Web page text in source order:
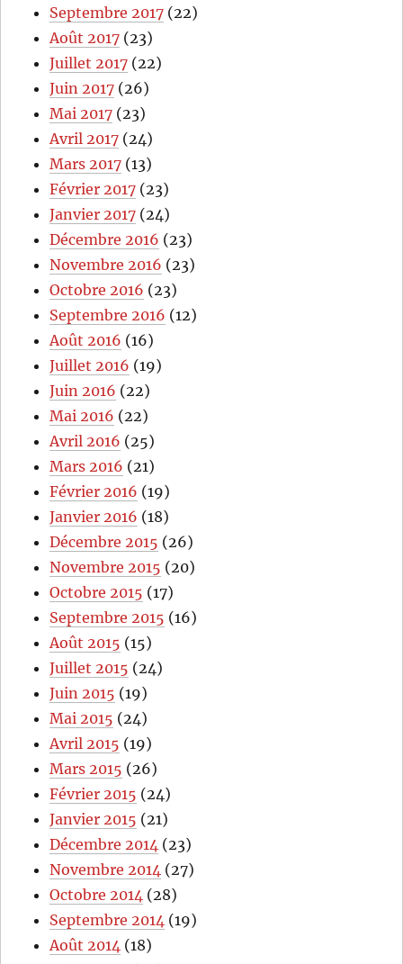
Septembre 2017 (22)
Août 2017 (23)
Juillet 2017 (22)
Juin 2017 (26)
Mai 2017 (23)
Avril 2017 (24)
Mars 2017 (13)
Février 2017 (23)
Janvier 2017 (24)
Décembre 2016 (23)
Novembre 2016 (23)
Octobre 2016 (23)
Septembre 2016 (12)
Août 2016 (16)
Juillet 2016 (19)
Juin 2016 (22)
Mai 2016 (22)
Avril 2016 (25)
Mars 2016 (21)
Février 2016 (19)
Janvier 2016 (18)
Décembre 2015 (26)
Novembre 2015 (20)
Octobre 2015 (17)
Septembre 2015 (16)
Août 2015 (15)
Juillet 2015 (24)
Juin 2015 (19)
Mai 2015 (24)
Avril 2015 (19)
Mars 2015 (26)
Février 2015 (24)
Janvier 2015 (21)
Décembre 2014 (23)
Novembre 2014 (27)
Octobre 2014 (28)
Septembre 2014 (19)
Août 2014 (18)